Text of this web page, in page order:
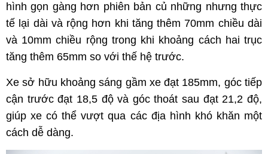
hình gọn gàng hơn phiên bản củ những nhưng thực
tế lại dài và rộng hơn khi tăng thêm 70mm chiều dài
và 10mm chiều rộng trong khi khoảng cách hai trục
tăng thêm 65mm so với thế hệ trước.
Xe sở hữu khoảng sáng gầm xe đạt 185mm, góc tiếp
cận trước đạt 18,5 độ và góc thoát sau đạt 21,2 độ,
giúp xe có thể vượt qua các địa hình khó khăn một
cách dễ dàng.